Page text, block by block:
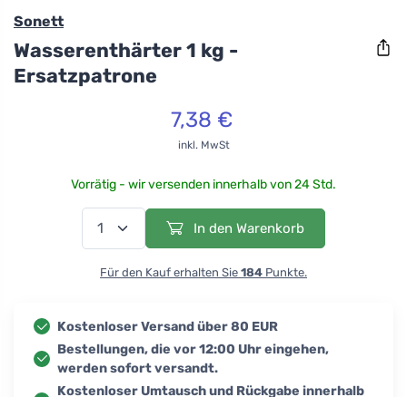
Sonett
Wasserenthärter 1 kg -
Ersatzpatrone
7,38 €
inkl. MwSt
Vorrätig - wir versenden innerhalb von 24 Std.
In den Warenkorb
Für den Kauf erhalten Sie 184 Punkte.
Kostenloser Versand über 80 EUR
Bestellungen, die vor 12:00 Uhr eingehen,
werden sofort versandt.
Kostenloser Umtausch und Rückgabe innerhalb